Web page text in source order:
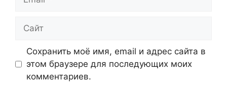
Сохранить моё имя, email и адрес сайта в
этом браузере для последующих моих
комментариев.